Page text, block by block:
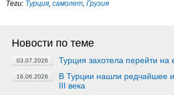
Теги: Турция, самолет, Грузия
Новости по теме
03.07.2026 Турция захотела перейти на
16.06.2026
В Турции нашли редчайшее
III века